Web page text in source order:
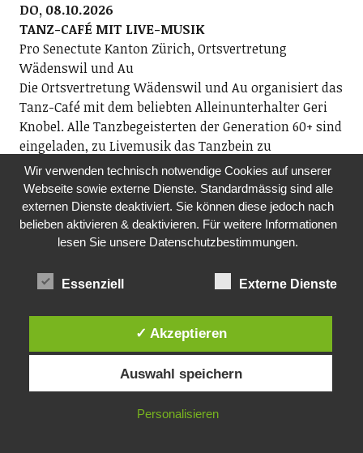
DO, 08.10.2026
TANZ-CAFÉ MIT LIVE-MUSIK
Pro Senectute Kanton Zürich, Ortsvertretung
Wädenswil und Au
Die Ortsvertretung Wädenswil und Au organisiert das
Tanz-Café mit dem beliebten Alleinunterhalter Geri
Knobel. Alle Tanzbegeisterten der Generation 60+ sind
eingeladen, zu Livemusik das Tanzbein zu
schwingen. Auch wenn Sie nur zuhören wollen, sind
Sie herzlich willkommen!
14.30-16.30 Uhr, Boccia Richterswil,
Alte Landstr. 70, Richterswil (oberhalb Tuwag-Areal
Wädenswil)
DO, 15.10.2026
Pro Senectute, Ortsvertretung Richterswil
Film 1: Die Welt der Tiere, Teil-2, Film von Reto
Stocker & Willi Grau. Film 2: Aserbaidschan, Land des
Feuers mit vielen Vulkanen. Filme von Reto Stocker.
Kontakt: Fredi Reist
14.00 Uhr, Aula, Wohnen Plus, Schwyzerstrasse 31,
Wir verwenden technisch notwendige Cookies auf unserer
Webseite sowie externe Dienste. Standardmässig sind alle
externen Dienste deaktiviert. Sie können diese jedoch nach
belieben aktivieren & deaktivieren. Für weitere Informationen
lesen Sie unsere Datenschutzbestimmungen.
Essenziell Externe Dienste
✓ Akzeptieren
Auswahl speichern
Personalisieren